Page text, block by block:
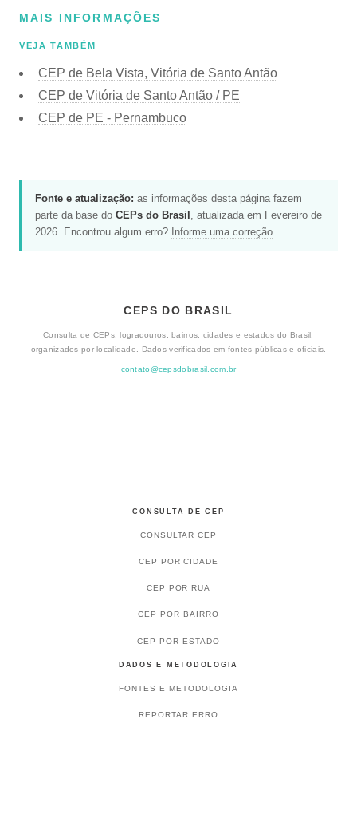
MAIS INFORMAÇÕES
VEJA TAMBÉM
CEP de Bela Vista, Vitória de Santo Antão
CEP de Vitória de Santo Antão / PE
CEP de PE - Pernambuco
Fonte e atualização: as informações desta página fazem
parte da base do CEPs do Brasil , atualizada em Fevereiro de
2026. Encontrou algum erro? Informe uma correção.
CEPS DO BRASIL
Consulta de CEPs, logradouros, bairros, cidades e estados do Brasil,
organizados por localidade. Dados verificados em fontes públicas e oficiais.
contato@cepsdobrasil.com.br
CONSULTA DE CEP
CONSULTAR CEP
CEP POR CIDADE
CEP POR RUA
CEP POR BAIRRO
CEP POR ESTADO
DADOS E METODOLOGIA
FONTES E METODOLOGIA
REPORTAR ERRO